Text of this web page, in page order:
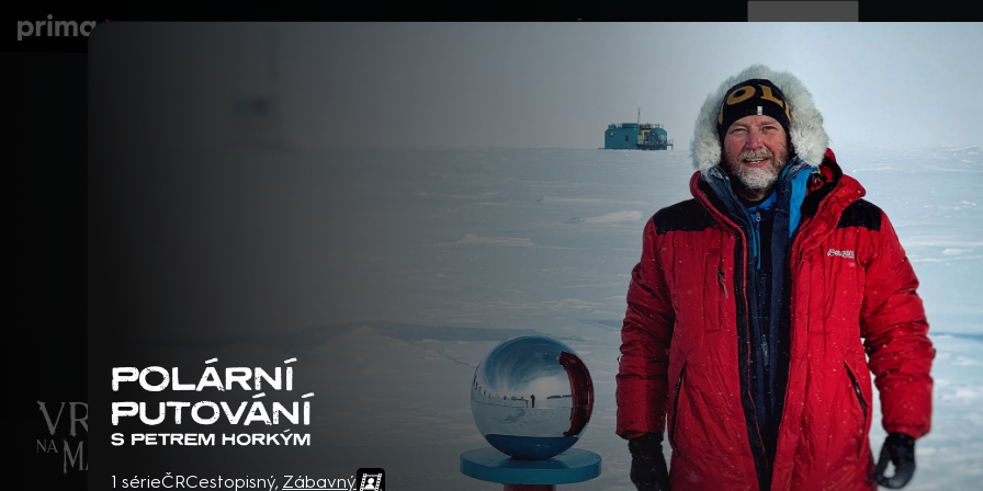
Seriály Filmy Děti Zprávy Novinky Živě TV program Operátoři
Polární putování s Petrem Horkým
1 sérieČRCestopisný, Zábavný
prima+